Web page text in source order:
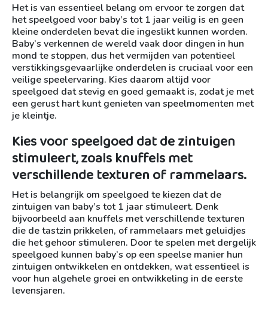
Het is van essentieel belang om ervoor te zorgen dat
het speelgoed voor baby’s tot 1 jaar veilig is en geen
kleine onderdelen bevat die ingeslikt kunnen worden.
Baby’s verkennen de wereld vaak door dingen in hun
mond te stoppen, dus het vermijden van potentieel
verstikkingsgevaarlijke onderdelen is cruciaal voor een
veilige speelervaring. Kies daarom altijd voor
speelgoed dat stevig en goed gemaakt is, zodat je met
een gerust hart kunt genieten van speelmomenten met
je kleintje.
Kies voor speelgoed dat de zintuigen
stimuleert, zoals knuffels met
verschillende texturen of rammelaars.
Het is belangrijk om speelgoed te kiezen dat de
zintuigen van baby’s tot 1 jaar stimuleert. Denk
bijvoorbeeld aan knuffels met verschillende texturen
die de tastzin prikkelen, of rammelaars met geluidjes
die het gehoor stimuleren. Door te spelen met dergelijk
speelgoed kunnen baby’s op een speelse manier hun
zintuigen ontwikkelen en ontdekken, wat essentieel is
voor hun algehele groei en ontwikkeling in de eerste
levensjaren.